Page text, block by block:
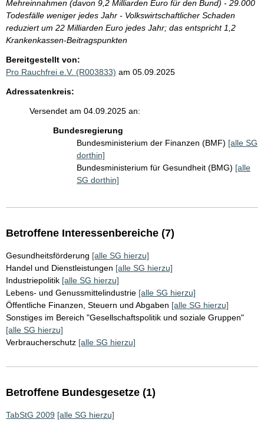
Mehreinnahmen (davon 9,2 Milliarden Euro für den Bund) - 29.000
Todesfälle weniger jedes Jahr - Volkswirtschaftlicher Schaden
reduziert um 22 Milliarden Euro jedes Jahr; das entspricht 1,2
Krankenkassen-Beitragspunkten
Bereitgestellt von:
Pro Rauchfrei e.V. (R003833) am 05.09.2025
Adressatenkreis:
Versendet am 04.09.2025 an:
Bundesregierung
Bundesministerium der Finanzen (BMF) [alle SG
dorthin]
Bundesministerium für Gesundheit (BMG) [alle
SG dorthin]
Betroffene Interessenbereiche (7)
Gesundheitsförderung [alle SG hierzu]
Handel und Dienstleistungen [alle SG hierzu]
Industriepolitik [alle SG hierzu]
Lebens- und Genussmittelindustrie [alle SG hierzu]
Öffentliche Finanzen, Steuern und Abgaben [alle SG hierzu]
Sonstiges im Bereich "Gesellschaftspolitik und soziale Gruppen"
[alle SG hierzu]
Verbraucherschutz [alle SG hierzu]
Betroffene Bundesgesetze (1)
TabStG 2009 [alle SG hierzu]